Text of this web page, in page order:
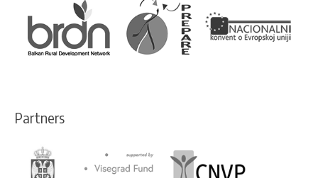
Partners